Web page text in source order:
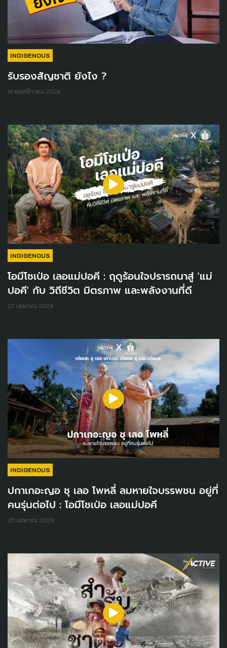
INDIGENOUS
รับรองสัญชาติ ยังไง ?
18 พฤศจิกายน 2024
INDIGENOUS
โอมึโชเป่อ เลอแม่ปอคี : ฤดูร้อนใจปรารถนาสู่ 'แม่
ปอคี' กับ วิถีชีวิต มิตรภาพ และพลังงานที่ดี
27 เมษายน 2024
INDIGENOUS
ปกาเกอะญอ ชุ เลอ โพหลี่ ลมหายใจบรรพชน อยู่ที่
คนรุ่นต่อไป : โอมึโชเป่อ เลอแม่ปอคี
20 เมษายน 2024